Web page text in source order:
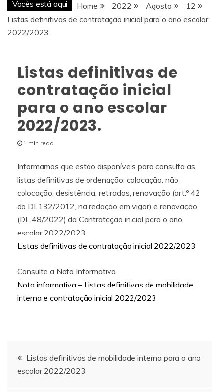
Vocês está aqui Home 2022 Agosto
12
Listas definitivas de contratação inicial para o ano escolar
2022/2023.
Listas definitivas de
contratação inicial
para o ano escolar
2022/2023.
1 min read
Informamos que estão disponíveis para consulta as
listas definitivas de ordenação, colocação, não
colocação, desistência, retirados, renovação (art.º 42
do DL132/2012, na redação em vigor) e renovação
(DL 48/2022) da Contratação inicial para o ano
escolar 2022/2023.
Listas definitivas de contratação inicial 2022/2023
Consulte a Nota Informativa
Nota informativa – Listas definitivas de mobilidade
interna e contratação inicial 2022/2023
Navegação
de
Listas definitivas de mobilidade interna para o ano
escolar 2022/2023